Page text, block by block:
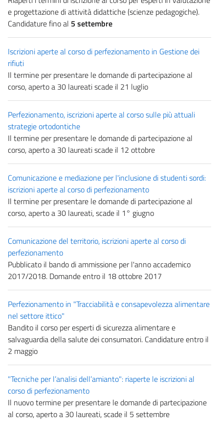
e progettazione di attività didattiche (scienze pedagogiche).
Candidature fino al 5 settembre
Iscrizioni aperte al corso di perfezionamento in Gestione dei
rifiuti
Il termine per presentare le domande di partecipazione al
corso, aperto a 30 laureati scade il 21 luglio
Perfezionamento, iscrizioni aperte al corso sulle più attuali
strategie ortodontiche
Il termine per presentare le domande di partecipazione al
corso, aperto a 30 laureati scade il 12 ottobre
Comunicazione e mediazione per l'inclusione di studenti sordi:
iscrizioni aperte al corso di perfezionamento
Il termine per presentare le domande di partecipazione al
corso, aperto a 30 laureati, scade il 1° giugno
Comunicazione del territorio, iscrizioni aperte al corso di
perfezionamento
Pubblicato il bando di ammissione per l'anno accademico
2017/2018. Domande entro il 18 ottobre 2017
Perfezionamento in "Tracciabilità e consapevolezza alimentare
nel settore ittico"
Bandito il corso per esperti di sicurezza alimentare e
salvaguardia della salute dei consumatori. Candidature entro il
2 maggio
"Tecniche per l’analisi dell’amianto": riaperte le iscrizioni al
corso di perfezionamento
Il nuovo termine per presentare le domande di partecipazione
al corso, aperto a 30 laureati, scade il 5 settembre